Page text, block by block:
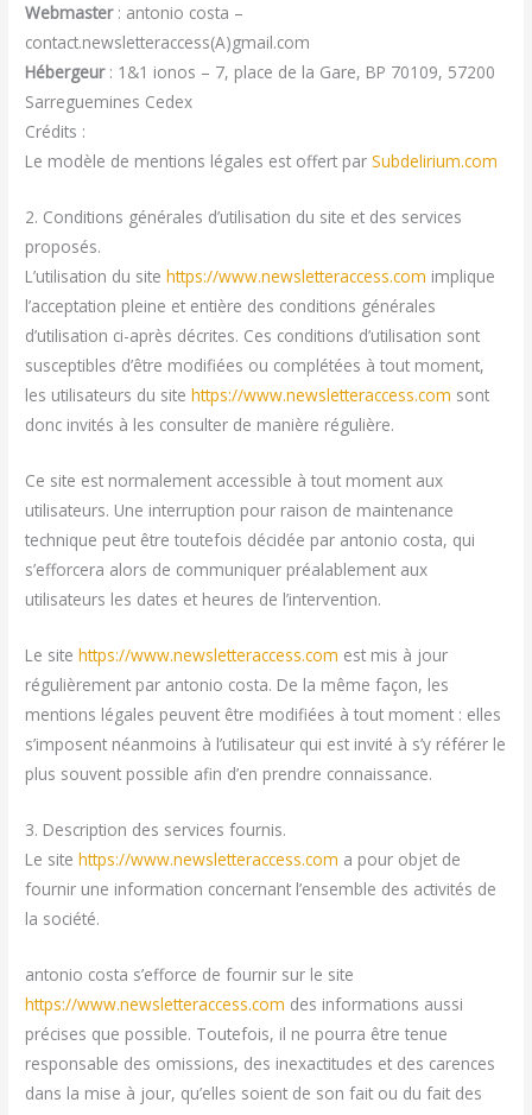
Webmaster: antonio costa –
contact.newsletteraccess(A)gmail.com
Hébergeur: 1&1 ionos – 7, place de la Gare, BP 70109, 57200
Sarreguemines Cedex
Crédits :
Le modèle de mentions légales est offert parSubdelirium.com
2. Conditions générales d’utilisation du site et des services
proposés.
L’utilisation du sitehttps://www.newsletteraccess.com implique
l’acceptation pleine et entière des conditions générales
d’utilisation ci-après décrites. Ces conditions d’utilisation sont
susceptibles d’être modifiées ou complétées à tout moment,
les utilisateurs du sitehttps://www.newsletteraccess.com sont
donc invités à les consulter de manière régulière.
Ce site est normalement accessible à tout moment aux
utilisateurs. Une interruption pour raison de maintenance
technique peut être toutefois décidée par antonio costa, qui
s’efforcera alors de communiquer préalablement aux
utilisateurs les dates et heures de l’intervention.
Le sitehttps://www.newsletteraccess.com est mis à jour
régulièrement par antonio costa. De la même façon, les
mentions légales peuvent être modifiées à tout moment : elles
s’imposent néanmoins à l’utilisateur qui est invité à s’y référer le
plus souvent possible afin d’en prendre connaissance.
3. Description des services fournis.
Le sitehttps://www.newsletteraccess.com a pour objet de
fournir une information concernant l’ensemble des activités de
la société.
antonio costa s’efforce de fournir sur le site
https://www.newsletteraccess.com des informations aussi
précises que possible. Toutefois, il ne pourra être tenue
responsable des omissions, des inexactitudes et des carences
dans la mise à jour, qu’elles soient de son fait ou du fait des